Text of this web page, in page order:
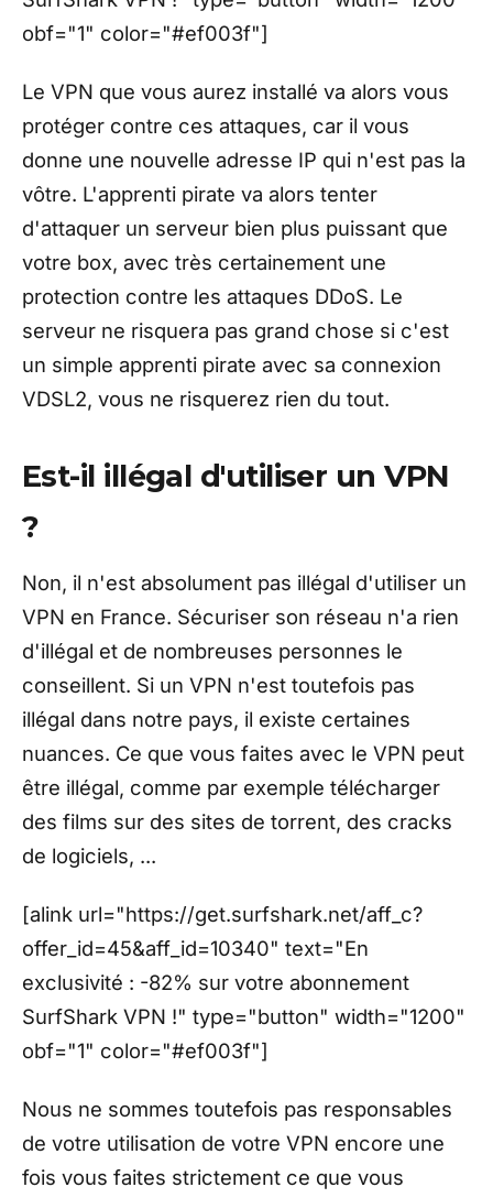
obf="1" color="#ef003f"]
Le VPN que vous aurez installé va alors vous
protéger contre ces attaques, car il vous
donne une nouvelle adresse IP qui n'est pas la
vôtre. L'apprenti pirate va alors tenter
d'attaquer un serveur bien plus puissant que
votre box, avec très certainement une
protection contre les attaques DDoS. Le
serveur ne risquera pas grand chose si c'est
un simple apprenti pirate avec sa connexion
VDSL2, vous ne risquerez rien du tout.
Est-il illégal d'utiliser un VPN
?
Non, il n'est absolument pas illégal d'utiliser un
VPN en France. Sécuriser son réseau n'a rien
d'illégal et de nombreuses personnes le
conseillent. Si un VPN n'est toutefois pas
illégal dans notre pays, il existe certaines
nuances. Ce que vous faites avec le VPN peut
être illégal, comme par exemple télécharger
des films sur des sites de torrent, des cracks
de logiciels, ...
[alink url="https://get.surfshark.net/aff_c?
offer_id=45&aff_id=10340" text="En
exclusivité : -82% sur votre abonnement
SurfShark VPN !" type="button" width="1200"
obf="1" color="#ef003f"]
Nous ne sommes toutefois pas responsables
de votre utilisation de votre VPN encore une
fois vous faites strictement ce que vous